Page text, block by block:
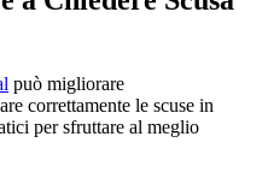
può migliorare
correttamente le scuse in
per sfruttare al meglio